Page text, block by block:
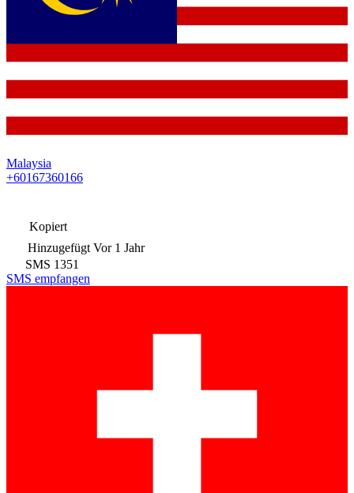
Malaysia
+60167360166
Kopiert
Hinzugefügt Vor 1 Jahr
SMS 1351
SMS empfangen